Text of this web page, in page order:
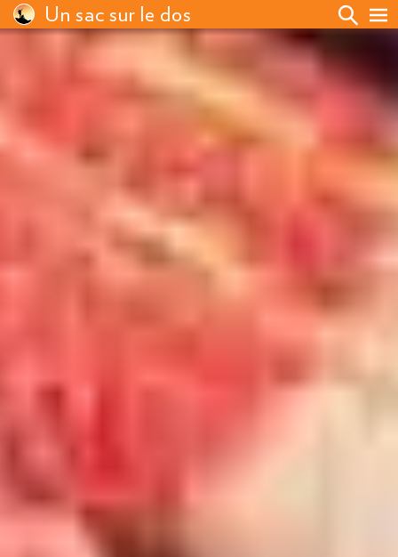
Un sac sur le dos